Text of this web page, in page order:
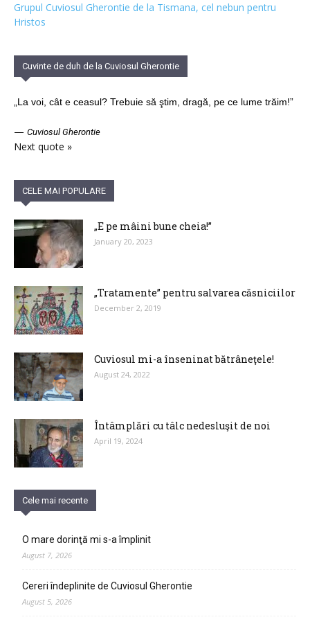
Grupul Cuviosul Gherontie de la Tismana, cel nebun pentru
Hristos
Cuvinte de duh de la Cuviosul Gherontie
„La voi, cât e ceasul? Trebuie să ştim, dragă, pe ce lume trăim!”
— Cuviosul Gherontie
Next quote »
CELE MAI POPULARE
„E pe mâini bune cheia!”
January 20, 2023
„Tratamente” pentru salvarea căsniciilor
December 2, 2019
Cuviosul mi-a înseninat bătrâneţele!
August 24, 2022
Întâmplări cu tâlc nedesluşit de noi
April 19, 2024
Cele mai recente
O mare dorinţă mi s-a împlinit
August 7, 2026
Cereri îndeplinite de Cuviosul Gherontie
August 5, 2026